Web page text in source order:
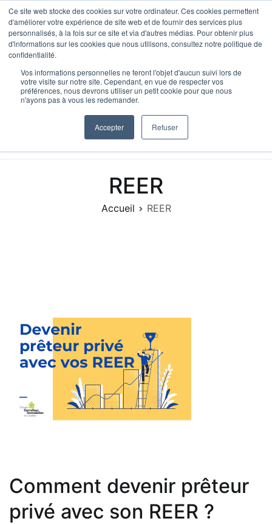
Ce site web stocke des cookies sur votre ordinateur. Ces cookies permettent
d'améliorer votre expérience de site web et de fournir des services plus
personnalisés, à la fois sur ce site et via d'autres médias. Pour obtenir plus
d'informations sur les cookies que nous utilisons, consultez notre politique de
confidentialité.
Vos informations personnelles ne feront l'objet d'aucun suivi lors de
votre visite sur notre site. Cependant, en vue de respecter vos
préférences, nous devrons utiliser un petit cookie pour que nous
n'ayons pas à vous les redemander.
Accepter Refuser
Aller
au
contenu
HypoScore, IA Hypothécaire
Le bon prêteur. En 90 seconde.
REER
Accueil REER
Comment devenir prêteur
privé avec son REER ?